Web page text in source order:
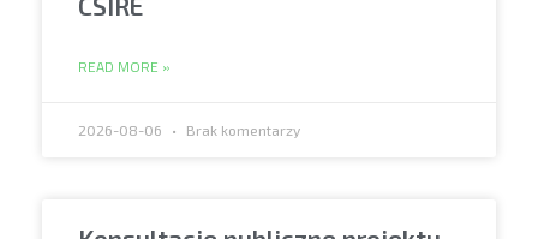
READ MORE »
2026-08-06 Brak komentarzy